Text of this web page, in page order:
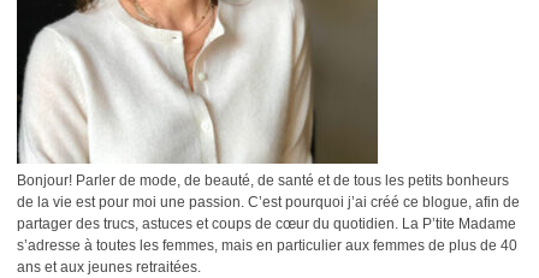
Bonjour! Parler de mode, de beauté, de santé et de tous les petits bonheurs
de la vie est pour moi une passion. C’est pourquoi j’ai créé ce blogue, afin de
partager des trucs, astuces et coups de cœur du quotidien. La P’tite Madame
s’adresse à toutes les femmes, mais en particulier aux femmes de plus de 40
ans et aux jeunes retraitées.